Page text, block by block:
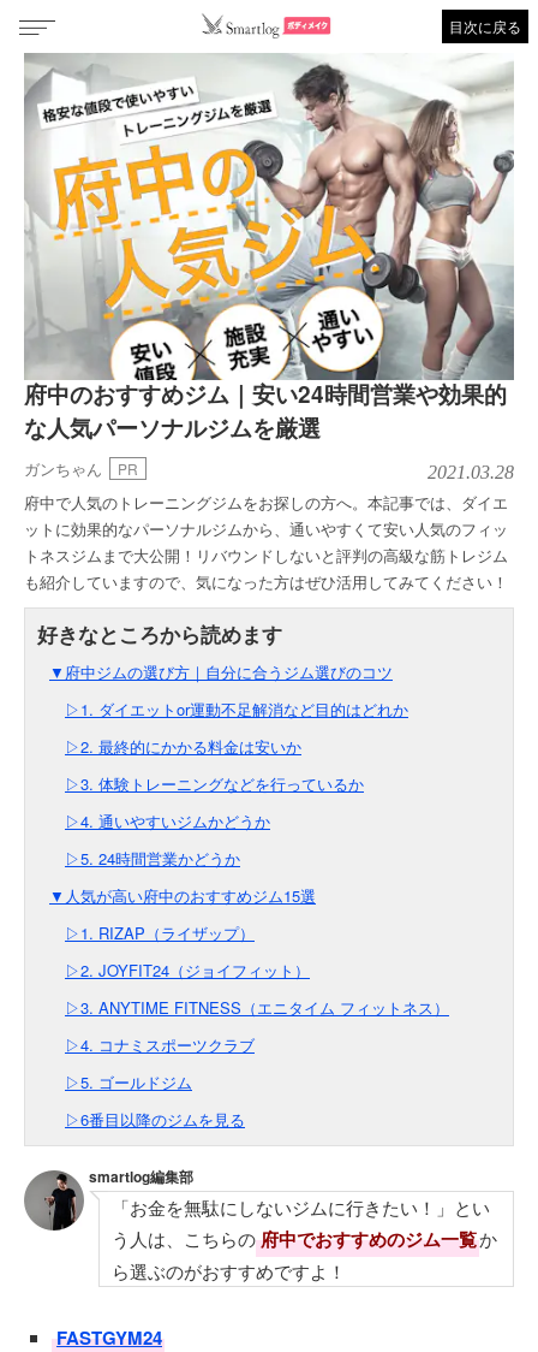
目次に戻る
府中のおすすめジム｜安い24時間営業や効果的
な人気パーソナルジムを厳選
ガンちゃん PR 2021.03.28
府中で人気のトレーニングジムをお探しの方へ。本記事では、ダイエ
ットに効果的なパーソナルジムから、通いやすくて安い人気のフィッ
トネスジムまで大公開！リバウンドしないと評判の高級な筋トレジム
も紹介していますので、気になった方はぜひ活用してみてください！
▼府中ジムの選び方｜自分に合うジム選びのコツ
▷1. ダイエットor運動不足解消など目的はどれか
▷2. 最終的にかかる料金は安いか
▷3. 体験トレーニングなどを行っているか
▷4. 通いやすいジムかどうか
▷5. 24時間営業かどうか
▼人気が高い府中のおすすめジム15選
▷1. RIZAP（ライザップ）
▷2. JOYFIT24（ジョイフィット）
▷3. ANYTIME FITNESS（エニタイム フィットネス）
▷4. コナミスポーツクラブ
▷5. ゴールドジム
▷6番目以降のジムを見る
smartlog編集部
「お金を無駄にしないジムに行きたい！」とい
う人は、こちらの府中でおすすめのジム一覧か
ら選ぶのがおすすめですよ！
FASTGYM24